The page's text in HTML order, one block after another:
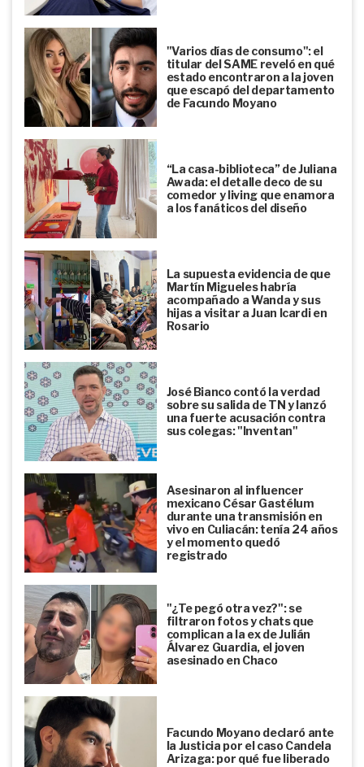
"Varios días de consumo": el
titular del SAME reveló en qué
estado encontraron a la joven
que escapó del departamento
de Facundo Moyano
“La casa-biblioteca” de Juliana
Awada: el detalle deco de su
comedor y living que enamora
a los fanáticos del diseño
La supuesta evidencia de que
Martín Migueles habría
acompañado a Wanda y sus
hijas a visitar a Juan Icardi en
Rosario
José Bianco contó la verdad
sobre su salida de TN y lanzó
una fuerte acusación contra
sus colegas: "Inventan"
Asesinaron al influencer
mexicano César Gastélum
durante una transmisión en
vivo en Culiacán: tenía 24 años
y el momento quedó
registrado
"¿Te pegó otra vez?": se
filtraron fotos y chats que
complican a la ex de Julián
Álvarez Guardia, el joven
asesinado en Chaco
Facundo Moyano declaró ante
la Justicia por el caso Candela
Arizaga: por qué fue liberado